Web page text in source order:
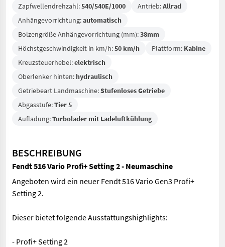
Zapfwellendrehzahl:540/540E/1000 Antrieb:Allrad
Anhängevorrichtung:automatisch
Bolzengröße Anhängevorrichtung (mm):38mm
Höchstgeschwindigkeit in km/h:50 km/h Plattform: Kabine
Kreuzsteuerhebel:elektrisch
Oberlenker hinten: hydraulisch
Getriebeart Landmaschine:Stufenloses Getriebe
Abgasstufe:Tier 5
Aufladung:Turbolader mit Ladeluftkühlung
BESCHREIBUNG
Fendt 516 Vario Profi+ Setting 2 - Neumaschine
Angeboten wird ein neuer Fendt 516 Vario Gen3 Profi+
Setting 2.
Dieser bietet folgende Ausstattungshighlights:
- Profi+ Setting 2